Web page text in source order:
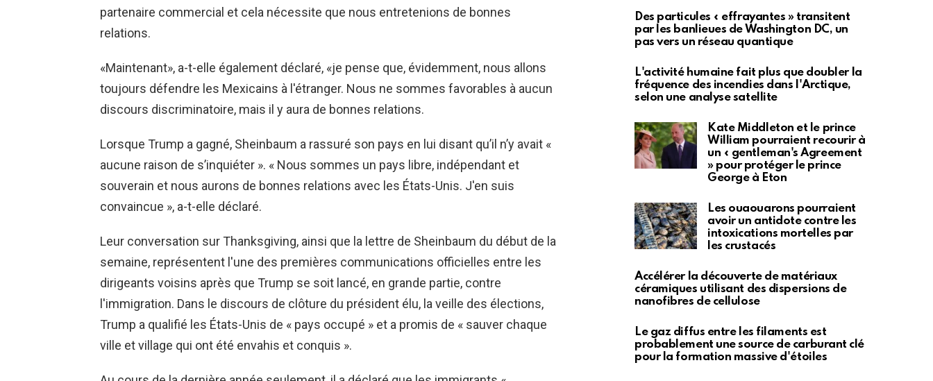
partenaire commercial et cela nécessite que nous entretenions de bonnes
relations.
«Maintenant», a-t-elle également déclaré, «je pense que, évidemment, nous allons
toujours défendre les Mexicains à l'étranger. Nous ne sommes favorables à aucun
discours discriminatoire, mais il y aura de bonnes relations.
Lorsque Trump a gagné, Sheinbaum a rassuré son pays en lui disant qu’il n’y avait «
aucune raison de s’inquiéter ». « Nous sommes un pays libre, indépendant et
souverain et nous aurons de bonnes relations avec les États-Unis. J'en suis
convaincue », a-t-elle déclaré.
Leur conversation sur Thanksgiving, ainsi que la lettre de Sheinbaum du début de la
semaine, représentent l'une des premières communications officielles entre les
dirigeants voisins après que Trump se soit lancé, en grande partie, contre
l'immigration. Dans le discours de clôture du président élu, la veille des élections,
Trump a qualifié les États-Unis de « pays occupé » et a promis de « sauver chaque
ville et village qui ont été envahis et conquis ».
Des particules « effrayantes » transitent
par les banlieues de Washington DC, un
pas vers un réseau quantique
L'activité humaine fait plus que doubler la
fréquence des incendies dans l'Arctique,
selon une analyse satellite
Kate Middleton et le prince
William pourraient recourir à
un « gentleman's Agreement
» pour protéger le prince
George à Eton
Les ouaouarons pourraient
avoir un antidote contre les
intoxications mortelles par
les crustacés
Accélérer la découverte de matériaux
céramiques utilisant des dispersions de
nanofibres de cellulose
Le gaz diffus entre les filaments est
probablement une source de carburant clé
pour la formation massive d'étoiles